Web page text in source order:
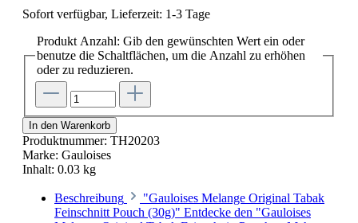
Sofort verfügbar, Lieferzeit: 1-3 Tage
Produkt Anzahl: Gib den gewünschten Wert ein oder
benutze die Schaltflächen, um die Anzahl zu erhöhen
oder zu reduzieren.
In den Warenkorb
Produktnummer: TH20203
Marke: Gauloises
Inhalt: 0.03 kg
Beschreibung
"Gauloises Melange Original Tabak
Feinschnitt Pouch (30g)" Entdecke den "Gauloises